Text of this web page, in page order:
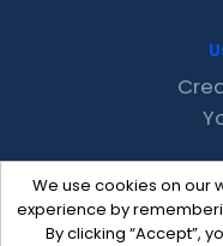
We use cookies on our
experience by
By clicking “Accept”,